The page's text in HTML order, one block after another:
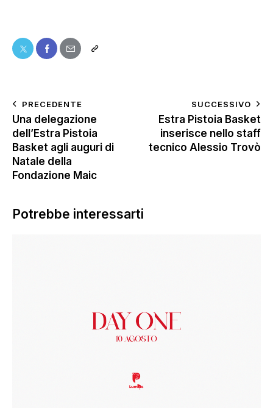
PRECEDENTE
Una delegazione
dell’Estra Pistoia
Basket agli auguri di
Natale della
Fondazione Maic
SUCCESSIVO
Estra Pistoia Basket
inserisce nello staff
tecnico Alessio Trovò
Potrebbe interessarti